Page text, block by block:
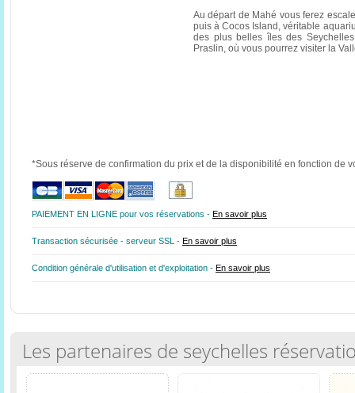
Au départ de Mahé vous ferez
puis à Cocos Island, véritable
des plus belles îles des
Praslin, où vous pourrez visiter la
*Sous réserve de confirmation du prix et de la disponibilité en fonction de
PAIEMENT EN LIGNE pour vos réservations - En savoir plus
Transaction sécurisée - serveur SSL - En savoir plus
Condition générale d'utilisation et d'exploitation - En savoir plus
Les partenaires de seychelles